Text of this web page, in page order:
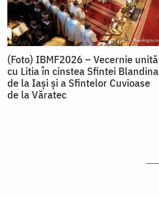
(Foto) IBMF2026 – Vecernie unită
cu Litia în cinstea Sfintei Blandina
de la Iași și a Sfintelor Cuvioase
de la Văratec